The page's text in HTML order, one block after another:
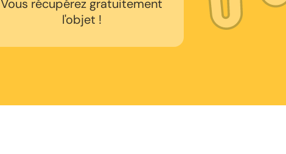
Vous récupérez gratuitement
l'objet !